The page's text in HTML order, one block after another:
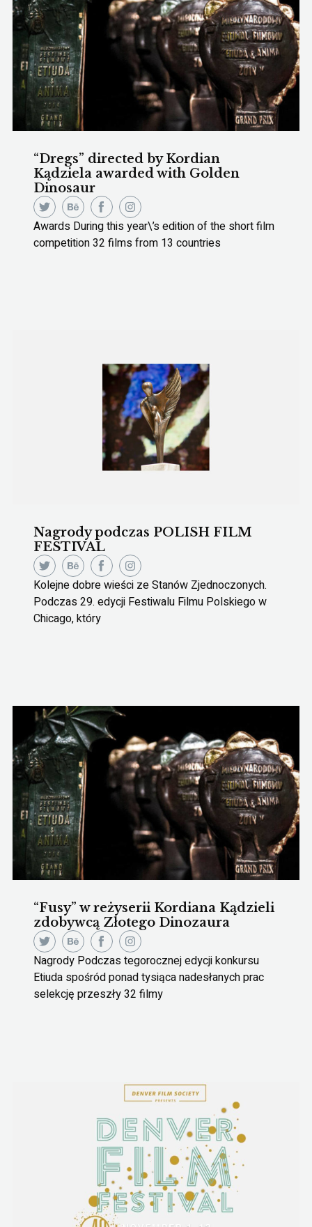
“Dregs” directed by Kordian
Kądziela awarded with Golden
Dinosaur
Awards During this year\’s edition of the short film
competition 32 films from 13 countries
Nagrody podczas POLISH FILM
FESTIVAL
Kolejne dobre wieści ze Stanów Zjednoczonych.
Podczas 29. edycji Festiwalu Filmu Polskiego w
Chicago, który
“Fusy” w reżyserii Kordiana Kądzieli
zdobywcą Złotego Dinozaura
Nagrody Podczas tegorocznej edycji konkursu
Etiuda spośród ponad tysiąca nadesłanych prac
selekcję przeszły 32 filmy